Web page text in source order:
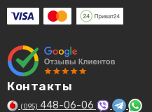
Контакты
(095) 448-06-06